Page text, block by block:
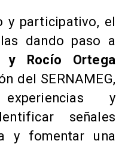
y participativo, el
dando paso a
y Rocío Ortega
del SERNAMEG,
y
señales
y fomentar una